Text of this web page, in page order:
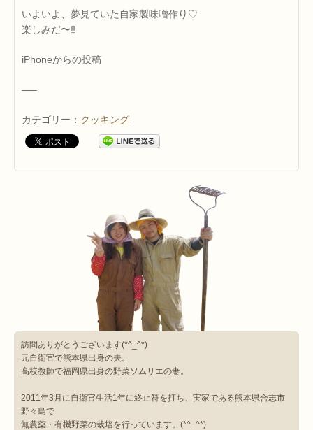
いよいよ、夢見ていた自家製味噌作り♡
楽しみだ〜‼
iPhoneからの投稿
—–
カテゴリー： クッキング
訪問ありがとうございます(*^_^*)
元自衛官で熊本県出身の夫。
高校教師で福岡県出身の野菜ソムリエの妻。
2011年3月に自衛官生活1年に終止符を打ち、実家である熊本県合志市
野々島で
無農薬・有機野菜の栽培を行っています。(*^_^*)